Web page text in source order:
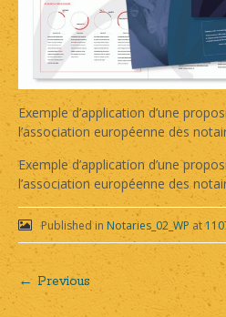
Exemple d’application d’une
l’association européenne des
Exemple d’application d’une
l’association européenne des
Published in Notaries_02_WP at
Post
← Previous